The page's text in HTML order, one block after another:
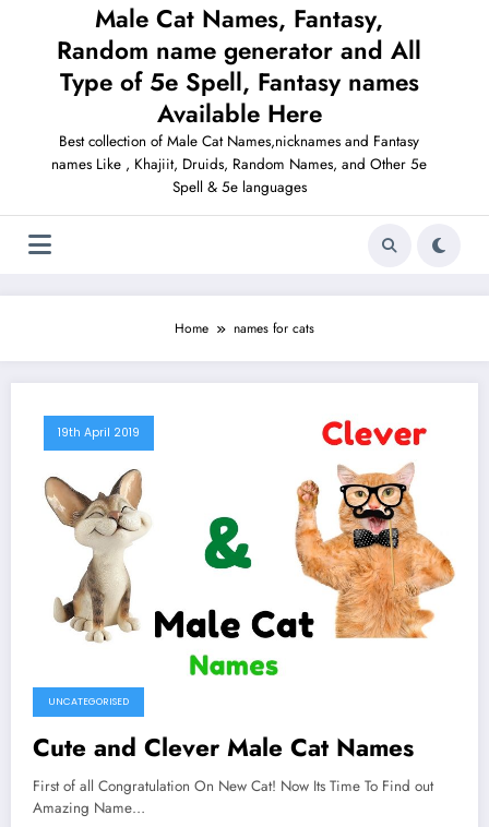
Male Cat Names, Fantasy,
Random name generator and All
Type of 5e Spell, Fantasy names
Available Here
Best collection of Male Cat Names,nicknames and Fantasy
names Like , Khajiit, Druids, Random Names, and Other 5e
Spell & 5e languages
Home names for cats
19th April 2019
UNCATEGORISED
Cute and Clever Male Cat Names
First of all Congratulation On New Cat! Now Its Time To Find out
Amazing Name…